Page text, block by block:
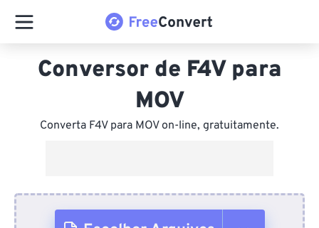
Conversor de F4V para
MOV
Converta F4V para MOV on-line, gratuitamente.